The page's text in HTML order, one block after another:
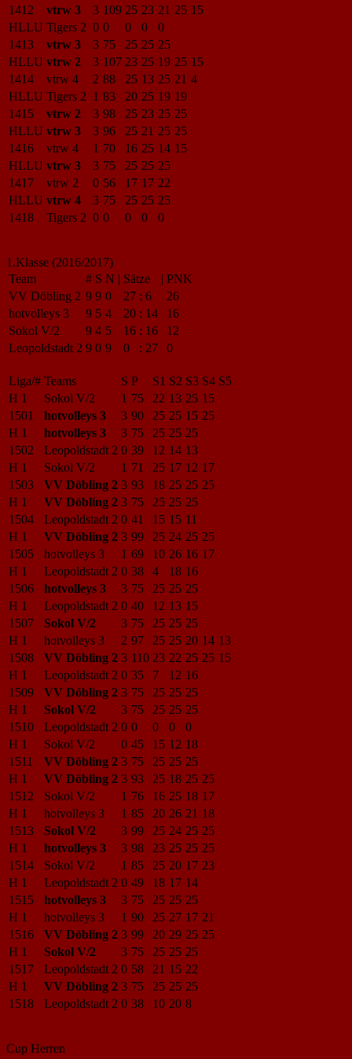
1412
vtrw 3 3 109 25 23 21 25 15
HLLU Tigers 2 0 0 0 0
0
1413
vtrw 3 3 75 25 25 25
HLLU vtrw 2 3 107 23 25 19 25 15
1414
vtrw 4 2 88 25 13 25 21 4
HLLU Tigers 2 1 83 20 25 19 19
1415
vtrw 2 3 98 25 23 25 25
HLLU vtrw 3 3 96 25 21 25 25
1416
vtrw 4 1 70 16 25 14 15
HLLU vtrw 3 3 75 25 25 25
1417
vtrw 2 0 56 17 17 22
HLLU vtrw 4 3 75 25 25 25
1418
Tigers 2 0 0 0 0 0
1.Klasse (2016/2017)
Team
# S N | Sätze | PNK
VV Döbling 2 9 9 0 27 : 6
26
hotvolleys 3
9 5 4 20 : 14
16
Sokol V/2
9 4 5 16 : 16
12
Leopoldstadt 2 9 0 9 0 : 27 0
Liga/# Teams S P S1 S2 S3 S4 S5
H 1
Sokol V/2 1 75 22 13 25 15
1501
hotvolleys 3 3 90 25 25 15 25
H 1
hotvolleys 3 3 75 25 25 25
1502
Leopoldstadt 2 0 39 12 14 13
H 1
Sokol V/2 1 71 25 17 12 17
1503
VV Döbling 2 3 93 18 25 25 25
H 1
VV Döbling 2 3 75 25 25 25
1504
Leopoldstadt 2 0 41 15 15 11
H 1
VV Döbling 2 3 99 25 24 25 25
1505
hotvolleys 3 1 69 10 26 16 17
H 1
Leopoldstadt 2 0 38 4 18 16
1506
hotvolleys 3 3 75 25 25 25
H 1
Leopoldstadt 2 0 40 12 13 15
1507
Sokol V/2 3 75 25 25 25
H 1
hotvolleys 3 2 97 25 25 20 14 13
1508
VV Döbling 2 3 110 23 22 25 25 15
H 1
Leopoldstadt 2 0 35 7 12 16
1509
VV Döbling 2 3 75 25 25 25
H 1
Sokol V/2 3 75 25 25 25
1510
Leopoldstadt 2 0 0 0 0
0
H 1
Sokol V/2 0 45 15 12 18
1511
VV Döbling 2 3 75 25 25 25
H 1
VV Döbling 2 3 93 25 18 25 25
1512
Sokol V/2 1 76 16 25 18 17
H 1
hotvolleys 3 1 85 20 26 21 18
1513
Sokol V/2 3 99 25 24 25 25
H 1
hotvolleys 3 3 98 23 25 25 25
1514
Sokol V/2 1 85 25 20 17 23
H 1
Leopoldstadt 2 0 49 18 17 14
1515
hotvolleys 3 3 75 25 25 25
H 1
hotvolleys 3 1 90 25 27 17 21
1516
VV Döbling 2 3 99 20 29 25 25
H 1
Sokol V/2 3 75 25 25 25
1517
Leopoldstadt 2 0 58 21 15 22
H 1
VV Döbling 2 3 75 25 25 25
1518
Leopoldstadt 2 0 38 10 20 8
Cup Herren